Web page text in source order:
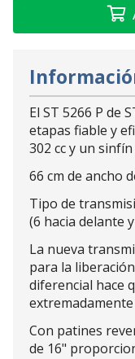
El ST 5266 P de
etapas fiable y
302 cc y un
66 cm de ancho
Tipo de
(6 hacia delante
La nueva
para la
diferencial hace
Con patines
de 16"